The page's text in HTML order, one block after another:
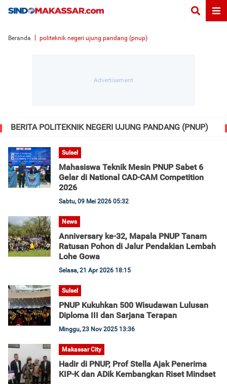
Beranda politeknik negeri ujung pandang (pnup)
BERITA POLITEKNIK NEGERI UJUNG PANDANG (PNUP)
Sulsel
Mahasiswa Teknik Mesin PNUP Sabet 6
Gelar di National CAD-CAM Competition
2026
Sabtu, 09 Mei 2026 05:32
News
Anniversary ke-32, Mapala PNUP Tanam
Ratusan Pohon di Jalur Pendakian Lembah
Lohe Gowa
Selasa, 21 Apr 2026 18:15
Sulsel
PNUP Kukuhkan 500 Wisudawan Lulusan
Diploma III dan Sarjana Terapan
Minggu, 23 Nov 2025 13:36
Makassar City
Hadir di PNUP, Prof Stella Ajak Penerima
KIP-K dan ADik Kembangkan Riset Mindset